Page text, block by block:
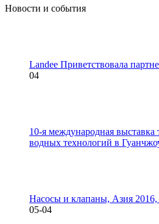
Новости и события
Landee Приветствовала
04
10-я международная выставка
водных технологий в
Насосы и клапаны, Азия 2016,
05-04